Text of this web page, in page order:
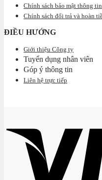
Chính sách bảo mật thông tin
Chính sách đổi trả và hoàn
ĐIỀU HƯỚNG
Giới thiệu Công ty
Tuyển dụng nhân viên
Góp ý thông tin
Liên hệ trực tiếp